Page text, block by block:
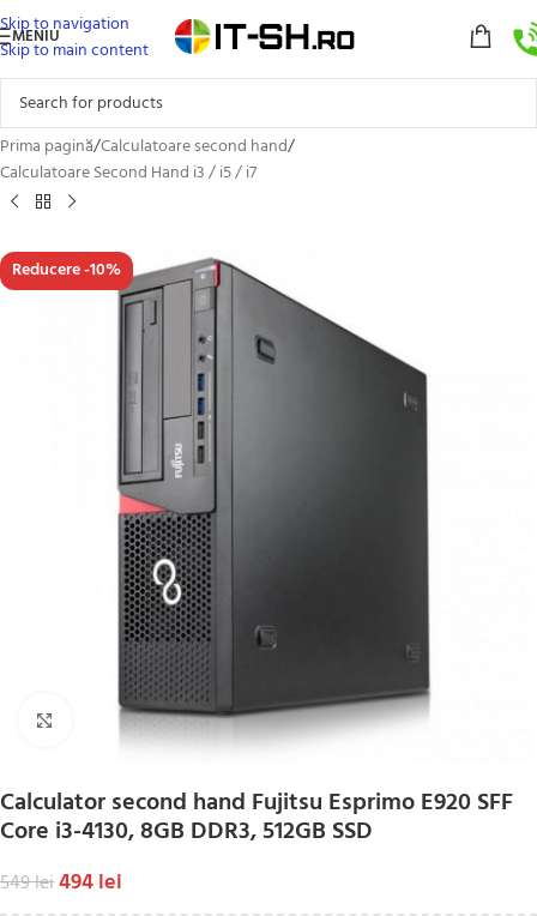
Skip to navigation
Skip to main content
MENIU
Prima pagină/Calculatoare second hand/
Calculatoare Second Hand i3 / i5 / i7
Reducere -10%
Click to enlarge
Calculator second hand Fujitsu Esprimo E920 SFF
Core i3-4130, 8GB DDR3, 512GB SSD
549lei494lei